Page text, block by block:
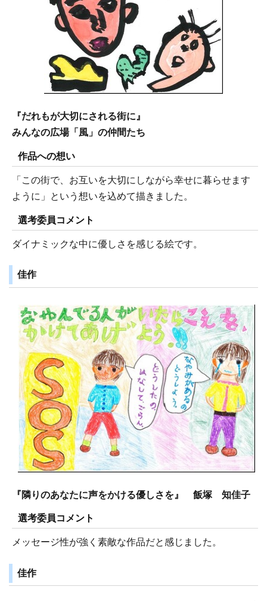
『だれもが大切にされる街に』
みんなの広場「風」の仲間たち
作品への想い
「この街で、お互いを大切にしながら幸せに暮らせます
ように」という想いを込めて描きました。
選考委員コメント
ダイナミックな中に優しさを感じる絵です。
佳作
『隣りのあなたに声をかける優しさを』 飯塚 知佳子
選考委員コメント
メッセージ性が強く素敵な作品だと感じました。
佳作